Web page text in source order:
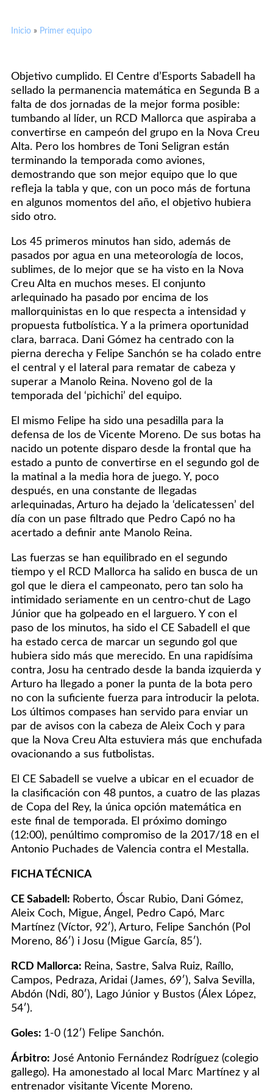
Inicio » Primer equipo
Objetivo cumplido. El Centre d’Esports Sabadell ha
sellado la permanencia matemática en Segunda B a
falta de dos jornadas de la mejor forma posible:
tumbando al líder, un RCD Mallorca que aspiraba a
convertirse en campeón del grupo en la Nova Creu
Alta. Pero los hombres de Toni Seligran están
terminando la temporada como aviones,
demostrando que son mejor equipo que lo que
refleja la tabla y que, con un poco más de fortuna
en algunos momentos del año, el objetivo hubiera
sido otro.
Los 45 primeros minutos han sido, además de
pasados por agua en una meteorología de locos,
sublimes, de lo mejor que se ha visto en la Nova
Creu Alta en muchos meses. El conjunto
arlequinado ha pasado por encima de los
mallorquinistas en lo que respecta a intensidad y
propuesta futbolística. Y a la primera oportunidad
clara, barraca. Dani Gómez ha centrado con la
pierna derecha y Felipe Sanchón se ha colado entre
el central y el lateral para rematar de cabeza y
superar a Manolo Reina. Noveno gol de la
temporada del ‘pichichi’ del equipo.
El mismo Felipe ha sido una pesadilla para la
defensa de los de Vicente Moreno. De sus botas ha
nacido un potente disparo desde la frontal que ha
estado a punto de convertirse en el segundo gol de
la matinal a la media hora de juego. Y, poco
después, en una constante de llegadas
arlequinadas, Arturo ha dejado la ‘delicatessen’ del
día con un pase filtrado que Pedro Capó no ha
acertado a definir ante Manolo Reina.
Las fuerzas se han equilibrado en el segundo
tiempo y el RCD Mallorca ha salido en busca de un
gol que le diera el campeonato, pero tan solo ha
intimidado seriamente en un centro-chut de Lago
Júnior que ha golpeado en el larguero. Y con el
paso de los minutos, ha sido el CE Sabadell el que
ha estado cerca de marcar un segundo gol que
hubiera sido más que merecido. En una rapidísima
contra, Josu ha centrado desde la banda izquierda y
Arturo ha llegado a poner la punta de la bota pero
no con la suficiente fuerza para introducir la pelota.
Los últimos compases han servido para enviar un
par de avisos con la cabeza de Aleix Coch y para
que la Nova Creu Alta estuviera más que enchufada
ovacionando a sus futbolistas.
El CE Sabadell se vuelve a ubicar en el ecuador de
la clasificación con 48 puntos, a cuatro de las plazas
de Copa del Rey, la única opción matemática en
este final de temporada. El próximo domingo
(12:00), penúltimo compromiso de la 2017/18 en el
Antonio Puchades de Valencia contra el Mestalla.
FICHA TÉCNICA
CE Sabadell: Roberto, Óscar Rubio, Dani Gómez,
Aleix Coch, Migue, Ángel, Pedro Capó, Marc
Martínez (Víctor, 92′), Arturo, Felipe Sanchón (Pol
Moreno, 86′) i Josu (Migue García, 85′).
RCD Mallorca: Reina, Sastre, Salva Ruiz, Raíllo,
Campos, Pedraza, Aridai (James, 69′), Salva Sevilla,
Abdón (Ndi, 80′), Lago Júnior y Bustos (Álex López,
54′).
Goles: 1-0 (12′) Felipe Sanchón.
Árbitro: José Antonio Fernández Rodríguez (colegio
gallego). Ha amonestado al local Marc Martínez y al
entrenador visitante Vicente Moreno.